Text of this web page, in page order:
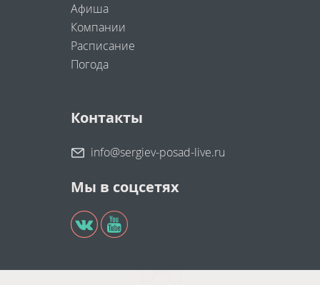
Афиша
Компании
Расписание
Погода
Контакты
info@sergiev-posad-live.ru
Мы в соцсетях